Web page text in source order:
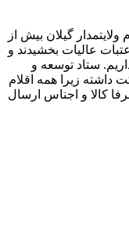
گیلان بیش از
عالیات بخشیدند و
ستاد توسعه و
داشته زیرا همه اقلام
کالا و اجناس ارسال